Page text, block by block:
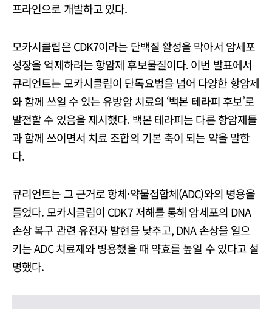
프라인으로 개발하고 있다.
모카시클립은 CDK7이라는 단백질 활성을 막아서 암세포
성장을 억제하려는 항암제 후보물질이다. 이번 발표에서
큐리언트는 모카시클립이 단독요법을 넘어 다양한 항암제
와 함께 쓰일 수 있는 유방암 치료의 ‘백본 테라피 후보’로
발전할 수 있음을 제시했다. 백본 테라피는 다른 항암제들
과 함께 쓰이면서 치료 조합의 기본 축이 되는 약을 말한
다.
큐리언트는 그 근거로 항체·약물접합체(ADC)와의 병용을
들었다. 모카시클립이 CDK7 저해를 통해 암세포의 DNA
손상 복구 관련 유전자 발현을 낮추고, DNA 손상을 일으
키는 ADC 치료제와 병용했을 때 약효를 높일 수 있다고 설
명했다.